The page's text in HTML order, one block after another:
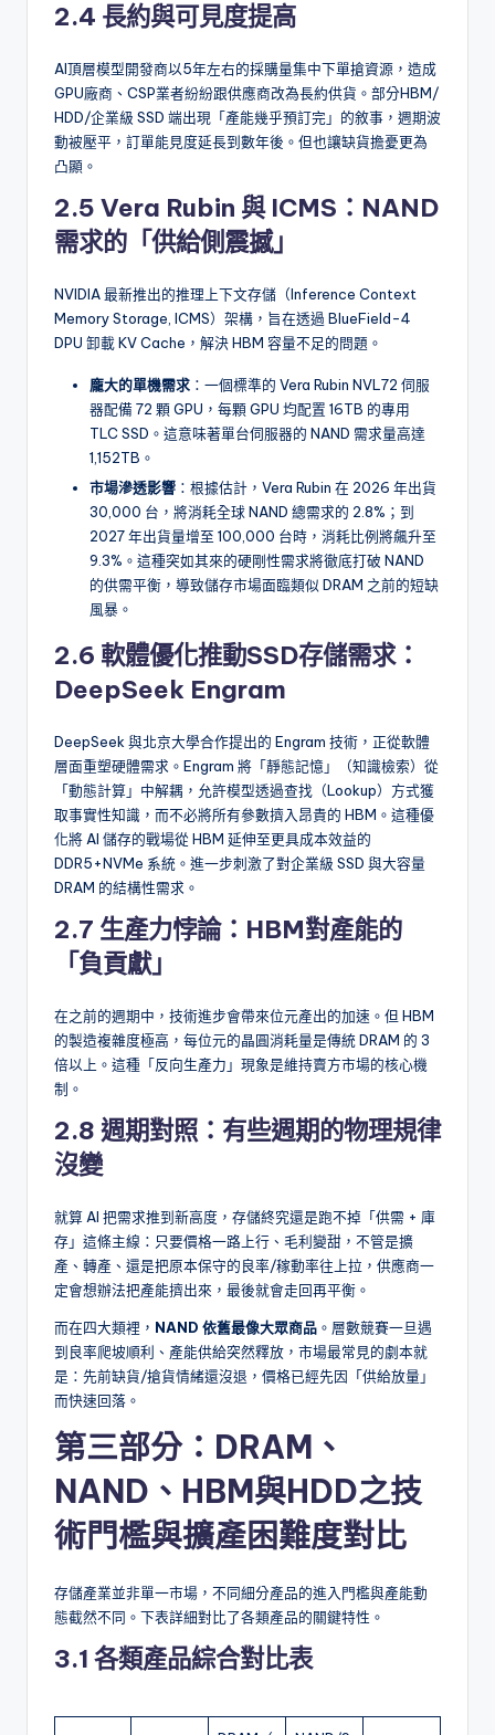
2.4 長約與可見度提高
AI頂層模型開發商以5年左右的採購量集中下單搶資源，造成
GPU廠商、CSP業者紛紛跟供應商改為長約供貨。部分HBM/
HDD/企業級 SSD 端出現「產能幾乎預訂完」的敘事，週期波
動被壓平，訂單能見度延長到數年後。但也讓缺貨擔憂更為
凸顯。
2.5 Vera Rubin 與 ICMS：NAND
需求的「供給側震撼」
NVIDIA 最新推出的推理上下文存儲（Inference Context
Memory Storage, ICMS）架構，旨在透過 BlueField-4
DPU 卸載 KV Cache，解決 HBM 容量不足的問題。
龐大的單機需求 ：一個標準的 Vera Rubin NVL72 伺服
器配備 72 顆 GPU，每顆 GPU 均配置 16TB 的專用
TLC SSD。這意味著單台伺服器的 NAND 需求量高達
1,152TB。
市場滲透影響 ：根據估計，Vera Rubin 在 2026 年出貨
30,000 台，將消耗全球 NAND 總需求的 2.8%；到
2027 年出貨量增至 100,000 台時，消耗比例將飆升至
9.3%。這種突如其來的硬剛性需求將徹底打破 NAND
的供需平衡，導致儲存市場面臨類似 DRAM 之前的短缺
風暴。
2.6 軟體優化推動SSD存儲需求：
DeepSeek Engram
DeepSeek 與北京大學合作提出的 Engram 技術，正從軟體
層面重塑硬體需求。Engram 將「靜態記憶」（知識檢索）從
「動態計算」中解耦，允許模型透過查找（Lookup）方式獲
取事實性知識，而不必將所有參數擠入昂貴的 HBM。這種優
化將 AI 儲存的戰場從 HBM 延伸至更具成本效益的
DDR5+NVMe 系統。進一步刺激了對企業級 SSD 與大容量
DRAM 的結構性需求。
2.7 生產力悖論：HBM對產能的
「負貢獻」
在之前的週期中，技術進步會帶來位元產出的加速。但 HBM
的製造複雜度極高，每位元的晶圓消耗量是傳統 DRAM 的 3
倍以上。這種「反向生產力」現象是維持賣方市場的核心機
制。
2.8 週期對照：有些週期的物理規律
沒變
就算 AI 把需求推到新高度，存儲終究還是跑不掉「供需 + 庫
存」這條主線：只要價格一路上行、毛利變甜，不管是擴
產、轉產、還是把原本保守的良率/稼動率往上拉，供應商一
定會想辦法把產能擠出來，最後就會走回再平衡。
而在四大類裡， NAND 依舊最像大眾商品 。層數競賽一旦遇
到良率爬坡順利、產能供給突然釋放，市場最常見的劇本就
是：先前缺貨/搶貨情緒還沒退，價格已經先因「供給放量」
而快速回落。
第三部分：DRAM、
NAND、HBM與HDD之技
術門檻與擴產困難度對比
存儲產業並非單一市場，不同細分產品的進入門檻與產能動
態截然不同。下表詳細對比了各類產品的關鍵特性。
3.1 各類產品綜合對比表